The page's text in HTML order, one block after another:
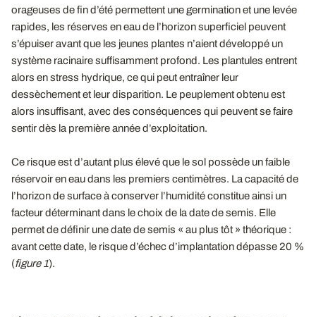
orageuses de fin d’été permettent une germination et une levée
rapides, les réserves en eau de l’horizon superficiel peuvent
s’épuiser avant que les jeunes plantes n’aient développé un
système racinaire suffisamment profond. Les plantules entrent
alors en stress hydrique, ce qui peut entraîner leur
dessèchement et leur disparition. Le peuplement obtenu est
alors insuffisant, avec des conséquences qui peuvent se faire
sentir dès la première année d’exploitation.
Ce risque est d’autant plus élevé que le sol possède un faible
réservoir en eau dans les premiers centimètres. La capacité de
l’horizon de surface à conserver l’humidité constitue ainsi un
facteur déterminant dans le choix de la date de semis. Elle
permet de définir une date de semis « au plus tôt » théorique :
avant cette date, le risque d’échec d’implantation dépasse 20 %
(figure 1).